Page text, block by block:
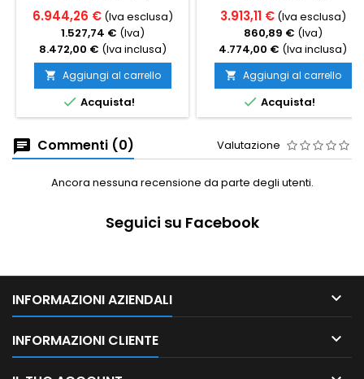
6.944,26 € (Iva esclusa)
1.527,74 € (Iva)
8.472,00 € (Iva inclusa)
 Aggiungi al carrello
 Acquista!
3.913,11 € (Iva esclusa)
860,89 € (Iva)
4.774,00 € (Iva inclusa)
 Aggiungi al carrello
 Acquista!
Commenti (0) Valutazione
Ancora nessuna recensione da parte degli utenti.
Seguici su Facebook
INFORMAZIONI AZIENDALI 
INFORMAZIONI CLIENTE 